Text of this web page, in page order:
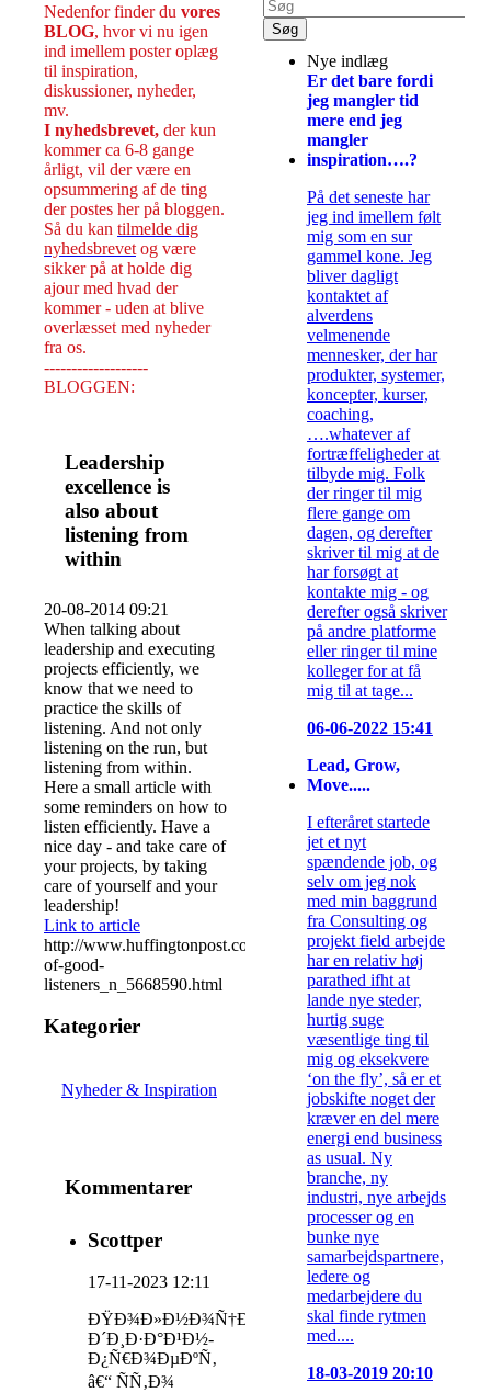
Nedenfor finder du vores
BLOG, hvor vi nu igen
ind imellem poster oplæg
til inspiration,
diskussioner, nyheder,
mv.
I nyhedsbrevet, der kun
kommer ca 6-8 gange
årligt, vil der være en
opsummering af de ting
der postes her på bloggen.
Så du kan tilmelde dig
nyhedsbrevet og være
sikker på at holde dig
ajour med hvad der
kommer - uden at blive
overlæsset med nyheder
fra os.
-------------------
BLOGGEN:
Leadership
excellence is
also about
listening from
within
20-08-2014 09:21
When talking about
leadership and executing
projects efficiently, we
know that we need to
practice the skills of
listening. And not only
listening on the run, but
listening from within.
Here a small article with
some reminders on how to
listen efficiently. Have a
nice day - and take care of
your projects, by taking
care of yourself and your
leadership!
Link to article
http://www.huffingtonpost.com/2014/08/14/habits-
of-good-
listeners_n_5668590.html
Kategorier
Nyheder & Inspiration
Kommentarer
Scottper
17-11-2023 12:11
ÐŸÐ¾Ð»Ð½Ð¾Ñ†ÐµÐ½Ð½Ñ‹Ð¹
Ð´Ð¸Ð·Ð°Ð¹Ð½-
Ð¿Ñ€Ð¾ÐµÐºÑ‚
â€“ ÑÑ‚Ð¾
Nye indlæg
Er det bare fordi
jeg mangler tid
mere end jeg
mangler
inspiration….?
På det seneste har
jeg ind imellem følt
mig som en sur
gammel kone. Jeg
bliver dagligt
kontaktet af
alverdens
velmenende
mennesker, der har
produkter, systemer,
koncepter, kurser,
coaching,
….whatever af
fortræffeligheder at
tilbyde mig. Folk
der ringer til mig
flere gange om
dagen, og derefter
skriver til mig at de
har forsøgt at
kontakte mig - og
derefter også skriver
på andre platforme
eller ringer til mine
kolleger for at få
mig til at tage...
06-06-2022 15:41
Lead, Grow,
Move.....
I efteråret startede
jet et nyt
spændende job, og
selv om jeg nok
med min baggrund
fra Consulting og
projekt field arbejde
har en relativ høj
parathed ifht at
lande nye steder,
hurtig suge
væsentlige ting til
mig og eksekvere
‘on the fly’, så er et
jobskifte noget der
kræver en del mere
energi end business
as usual. Ny
branche, ny
industri, nye arbejds
processer og en
bunke nye
samarbejdspartnere,
ledere og
medarbejdere du
skal finde rytmen
med....
18-03-2019 20:10